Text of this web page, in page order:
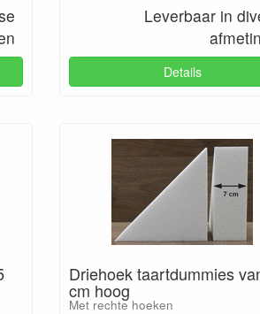
Leverbaar in
Details
Driehoek taartdummies
cm hoog
Met rechte hoeken